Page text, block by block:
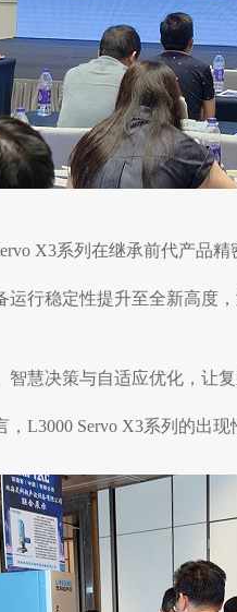
X3系列在继承前代产品
行稳定性提升至全新高度
慧决策与自适应优化，让复
L3000 Servo X3系列的出现